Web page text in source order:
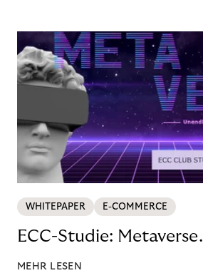
WHITEPAPER E-COMMERCE
ECC-Studie: Metaverse.
MEHR LESEN